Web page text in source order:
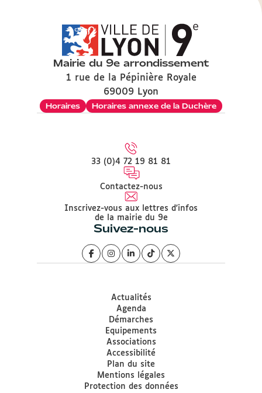
Mairie du 9e arrondissement
1 rue de la Pépinière Royale
69009 Lyon
Horaires
Horaires annexe de la Duchère
33 (0)4 72 19 81 81
Contactez-nous
Inscrivez-vous aux lettres d'infos
de la mairie du 9e
Suivez-nous
Actualités
Agenda
Démarches
Equipements
Associations
Accessibilité
Plan du site
Mentions légales
Protection des données